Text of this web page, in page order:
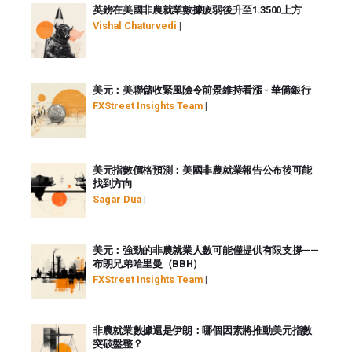
英鎊在美國非農就業數據疲弱後升至1.3500上方
Vishal Chaturvedi |
美元：美聯儲收緊風險令前景維持看漲 - 華僑銀行
FXStreet Insights Team |
美元指數價格預測：美國非農就業報告公布後可能
找到方向
Sagar Dua |
美元：強勁的非農就業人數可能僅提供有限支撐——
布朗兄弟哈里曼（BBH）
FXStreet Insights Team |
非農就業數據還是伊朗：哪個因素將推動美元指數
突破盤整？